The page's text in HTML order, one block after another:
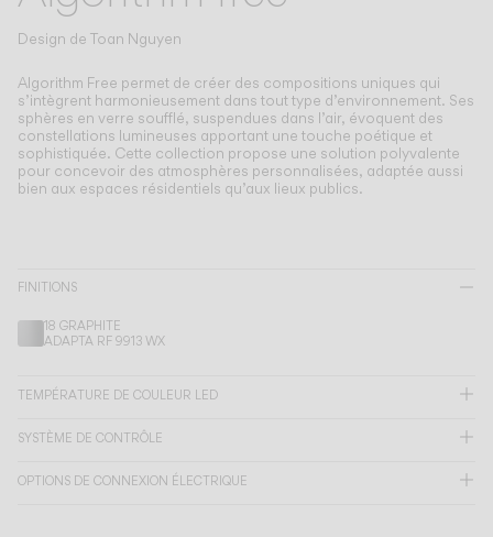
Living the Outdoor
Services
Téléchargements
Espace Professionnel
LANGUE
Italiano Deutsch
Design de Toan Nguyen
Algorithm Free permet de créer des compositions uniques qui
s’intègrent harmonieusement dans tout type d’environnement. Ses
sphères en verre soufflé, suspendues dans l’air, évoquent des
constellations lumineuses apportant une touche poétique et
sophistiquée. Cette collection propose une solution polyvalente
pour concevoir des atmosphères personnalisées, adaptée aussi
bien aux espaces résidentiels qu’aux lieux publics.
FINITIONS
18 GRAPHITE
ADAPTA RF 9913 WX
TEMPÉRATURE DE COULEUR LED
SYSTÈME DE CONTRÔLE
OPTIONS DE CONNEXION ÉLECTRIQUE